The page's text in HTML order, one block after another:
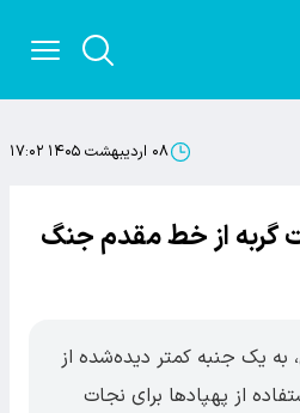
۰۸ اردیبهشت ۱۴۰۵ ۱۷:۰۲
گربه از خط مقدم جنگ
به یک جنبه کمتر دیده‌شده از
از پهپادها برای نجات